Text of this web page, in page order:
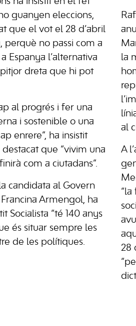
guanyen eleccions,
que el vot el 28 d’abril
perquè no passi com a
Espanya l’alternativa
dreta que hi pot
al progrés i fer una
i sostenible o una
enrere”, ha insistit
que “vivim una
com a ciutadans”.
candidata al Govern
Armengol, ha
Socialista “té 140 anys
és situar sempre les
de les polítiques.
la
al
A
“la
28